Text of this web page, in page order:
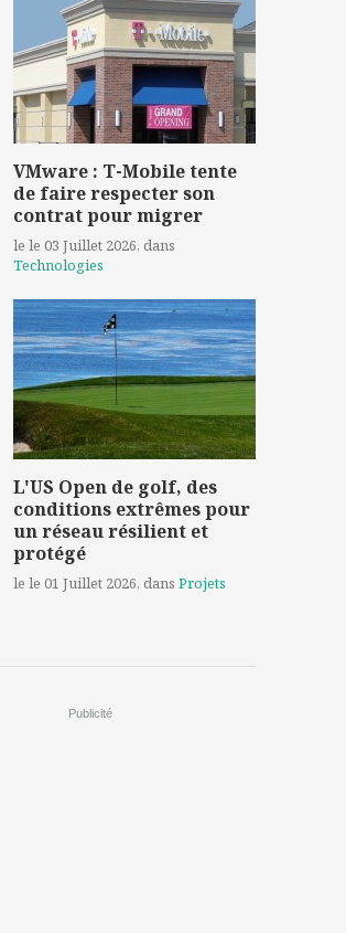
VMware : T-Mobile tente
de faire respecter son
contrat pour migrer
le le 03 Juillet 2026, dans
Technologies
L'US Open de golf, des
conditions extrêmes pour
un réseau résilient et
protégé
le le 01 Juillet 2026, dans Projets
Publicité